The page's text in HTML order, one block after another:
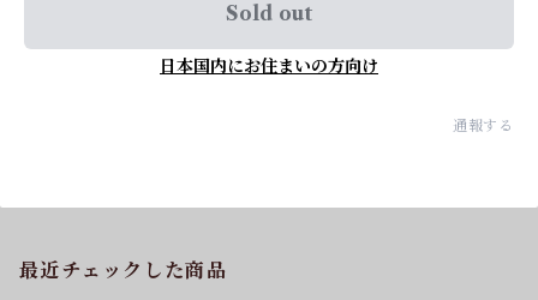
Sold out
日本国内にお住まいの方向け
通報する
最近チェックした商品